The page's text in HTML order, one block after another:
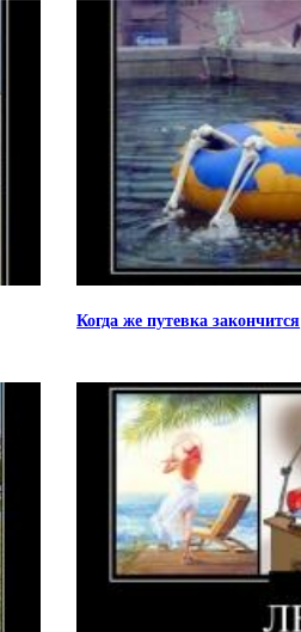
Когда же путевка закончится